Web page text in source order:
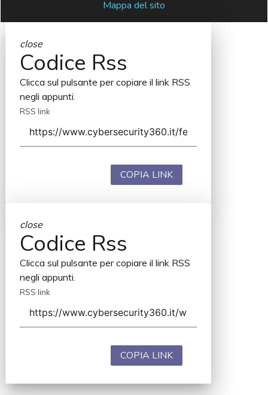
Mappa del sito
close
Codice Rss
Clicca sul pulsante per copiare il link RSS
negli appunti.
RSS link
COPIA LINK
close
Codice Rss
Clicca sul pulsante per copiare il link RSS
negli appunti.
RSS link
COPIA LINK